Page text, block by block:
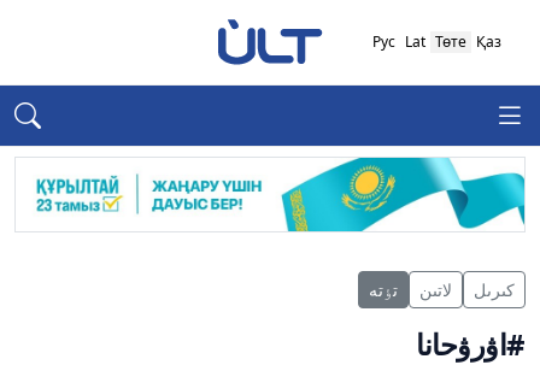
Қаз
Төте
Lat
Рус
كىرىل لاتىن تٶتە
#اۋرۋحانا